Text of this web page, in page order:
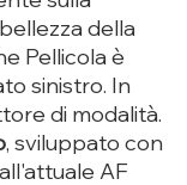
della
Pellicola è
sinistro. In
di modalità.
, sviluppato con
AF